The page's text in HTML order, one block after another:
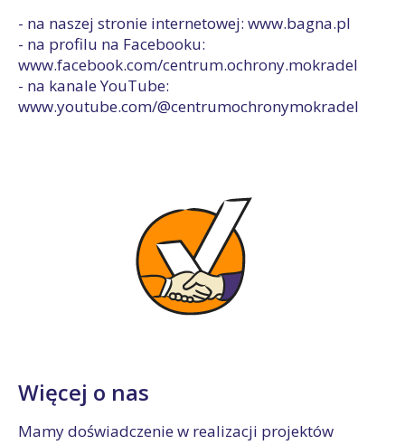
- na naszej stronie internetowej: www.bagna.pl
- na profilu na Facebooku:
www.facebook.com/centrum.ochrony.mokradel
- na kanale YouTube:
www.youtube.com/@centrumochronymokradel
Więcej o nas
Mamy doświadczenie w realizacji projektów